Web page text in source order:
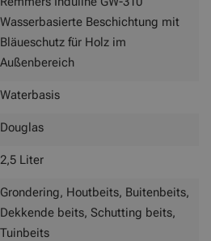
Wasserbasierte Beschichtung mit
Bläueschutz für Holz im
Außenbereich
Waterbasis
Douglas
2,5 Liter
Grondering, Houtbeits, Buitenbeits,
Dekkende beits, Schutting beits,
Tuinbeits